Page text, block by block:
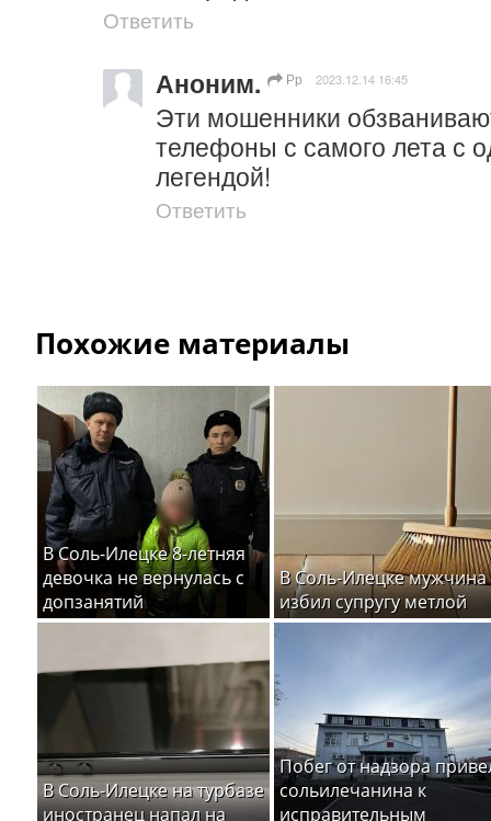
Ответить
Аноним. Рр 2023.12.14 16:45
Эти мошенники
телефоны с самого лета с
легендой!
Ответить
Похожие материалы
В Соль-Илецке 8-летняя
девочка не вернулась с
допзанятий
В Соль-Илецке мужчина
избил супругу метлой
В Соль-Илецке на турбазе
иностранец напал на
Побег от надзора
сольилечанина к
исправительным